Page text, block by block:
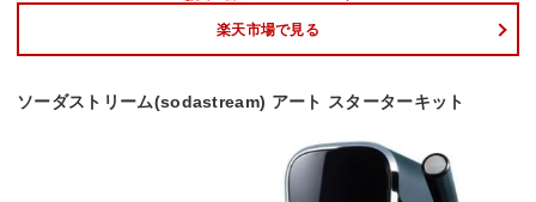
楽天市場で見る
ソーダストリーム(sodastream) アート スターターキット